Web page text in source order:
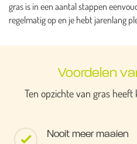
gras is in een aantal stappen
regelmatig op en je hebt jarenlang
Voordelen
Ten opzichte van gras
Nooit meer maaien